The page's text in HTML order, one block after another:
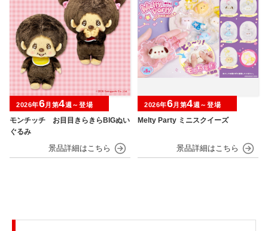
モンチッチ お目目きらきらBIGぬい
ぐるみ
2026年6月第4週～登場
Melty Party ミニスクイーズ
2026年6月第4週～登場